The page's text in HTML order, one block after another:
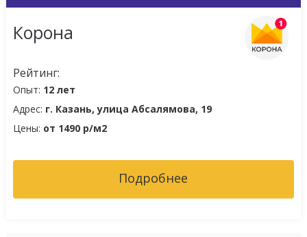
Корона
Рейтинг:
Опыт: 12 лет
Адрес: г. Казань, улица Абсалямова, 19
Цены: от 1490 р/м2
Подробнее